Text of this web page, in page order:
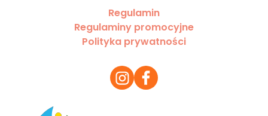
Regulamin
Regulaminy promocyjne
Polityka prywatności